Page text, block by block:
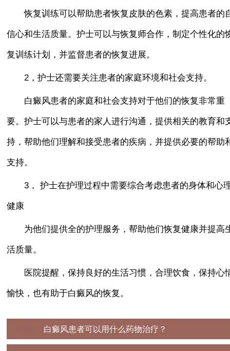
恢复训练可以帮助患者恢复皮肤的色素，提高患者的
信心和生活质量。护士可以与恢复师合作，制定个性化的
复训练计划，并监督患者的恢复进展。
2，护士还需要关注患者的家庭环境和社会支持。
白癜风患者的家庭和社会支持对于他们的恢复非常重
要。护士可以与患者的家人进行沟通，提供相关的教育和
持，帮助他们理解和接受患者的疾病，并提供必要的帮助
支持。
3， 护士在护理过程中需要综合考虑患者的身体和心
健康
为他们提供全的护理服务，帮助他们恢复健康并提高
活质量。
医院提醒，保持良好的生活习惯，合理饮食，保持心
愉快，也有助于白癜风的恢复。
白癜风患者可以用什么药物治疗？